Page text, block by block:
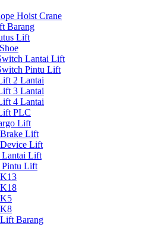
Hoist Crane
Barang
Lift
Lantai Lift
Pintu Lift
2 Lantai
3 Lantai
4 Lantai
PLC
Lift
Lift
Lift
Lantai Lift
Pintu Lift
Barang